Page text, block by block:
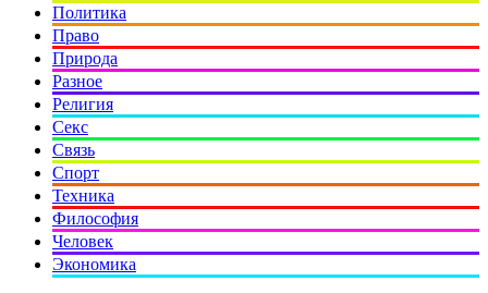
Политика
Право
Природа
Разное
Религия
Секс
Связь
Спорт
Техника
Философия
Человек
Экономика